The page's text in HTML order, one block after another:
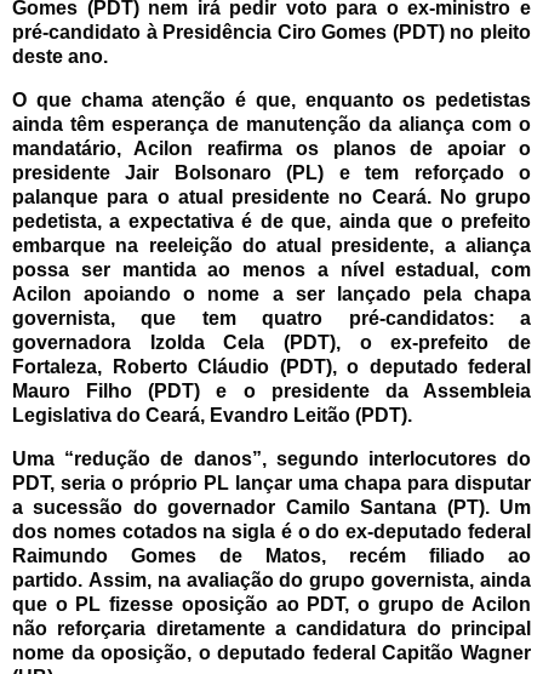
Gomes (PDT) nem irá pedir voto para o ex-ministro e
pré-candidato à Presidência Ciro Gomes (PDT) no pleito
deste ano.
O que chama atenção é que, enquanto os pedetistas
ainda têm esperança de manutenção da aliança com o
mandatário, Acilon reafirma os planos de apoiar o
presidente Jair Bolsonaro (PL) e tem reforçado o
palanque para o atual presidente no Ceará. No grupo
pedetista, a expectativa é de que, ainda que o prefeito
embarque na reeleição do atual presidente, a aliança
possa ser mantida ao menos a nível estadual, com
Acilon apoiando o nome a ser lançado pela chapa
governista, que tem quatro pré-candidatos: a
governadora Izolda Cela (PDT), o ex-prefeito de
Fortaleza, Roberto Cláudio (PDT), o deputado federal
Mauro Filho (PDT) e o presidente da Assembleia
Legislativa do Ceará, Evandro Leitão (PDT).
Uma “redução de danos”, segundo interlocutores do
PDT, seria o próprio PL lançar uma chapa para disputar
a sucessão do governador Camilo Santana (PT). Um
dos nomes cotados na sigla é o do ex-deputado federal
Raimundo Gomes de Matos, recém filiado ao
partido. Assim, na avaliação do grupo governista, ainda
que o PL fizesse oposição ao PDT, o grupo de Acilon
não reforçaria diretamente a candidatura do principal
nome da oposição, o deputado federal Capitão Wagner